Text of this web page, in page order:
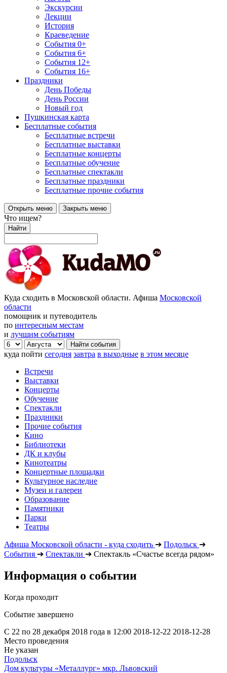
Экскурсии
Лекции
История
Краеведение
События 0+
События 6+
События 12+
События 16+
Праздники
День Победы
День России
Новый год
Пушкинская карта
Бесплатные события
Бесплатные встречи
Бесплатные выставки
Бесплатные концерты
Бесплатные обучение
Бесплатные спектакли
Бесплатные праздники
Бесплатные прочие события
Открыть меню Закрыть меню
Что ищем?
Найти
Куда сходить в Московской области. Афиша Московской
области
помощник и путеводитель
по интересным местам
и лучшим событиям
куда пойти сегодня завтра в выходные в этом месяце
Встречи
Выставки
Концерты
Обучение
Спектакли
Праздники
Прочие события
Кино
Библиотеки
ДК и клубы
Кинотеатры
Концертные площадки
Культурное наследие
Музеи и галереи
Образование
Памятники
Парки
Театры
Афиша Московской области - куда сходить ➔ Подольск ➔
События ➔ Спектакли ➔ Спектакль «Счастье всегда рядом»
Информация о событии
Когда проходит
Событие завершено
С 22 по 28 декабря 2018 года в 12:00 2018-12-22 2018-12-28
Место проведения
Не указан
Подольск
Дом культуры «Металлург» мкр. Львовский